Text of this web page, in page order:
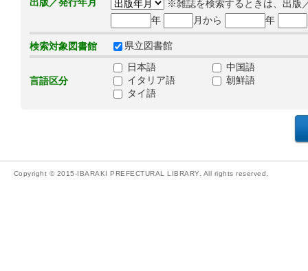
※雑誌を検索するときは、出版
年
月から 年
検索対象図書館 県立図書館
言語区分
日本語
中国語
イタリア語
朝鮮語
タイ語
Copyright © 2015-IBARAKI PREFECTURAL LIBRARY. All rights reserved.